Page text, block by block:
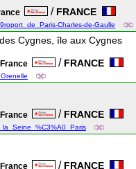
/ FRANCE
Charles-de-Gaulle
Cygnes, île aux Cygnes
France / FRANCE
France / FRANCE
France / FRANCE